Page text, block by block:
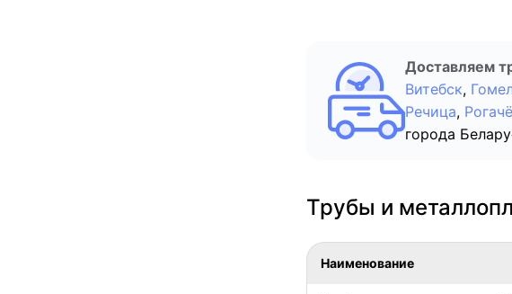
Доставляем
Витебск,
Речица,
города
Трубы и
Наименование